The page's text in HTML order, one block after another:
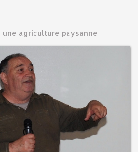
une agriculture paysanne